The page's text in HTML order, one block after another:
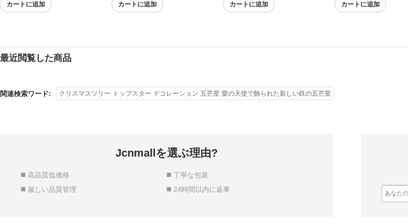
カートに追加 カートに追加 カートに追加 カートに追加
最近閲覧した商品
関連検索ワード: クリスマスツリー トップスター デコレーション 五芒星 愛の天使で飾られた新しい鉄の五芒星
Jcnmallを選ぶ理由?
◼️ 高品質低価格
◼️ 丁寧な包装
◼️ 厳しい品質管理
◼️ 24時間以内に返事